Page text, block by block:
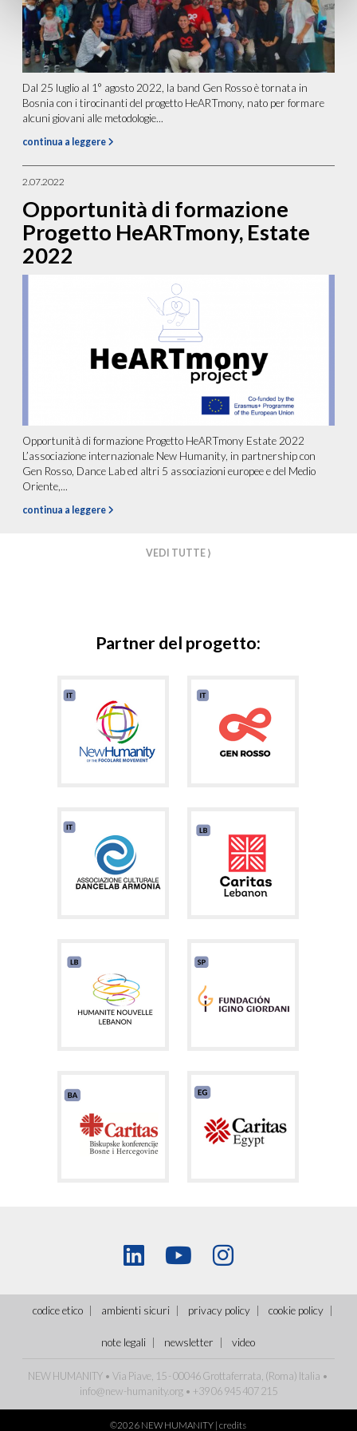
Dal 25 luglio al 1° agosto 2022, la band Gen Rosso è tornata in
Bosnia con i tirocinanti del progetto HeARTmony, nato per formare
alcuni giovani alle metodologie...
continua a leggere
2.07.2022
Opportunità di formazione
Progetto HeARTmony, Estate
2022
Opportunità di formazione Progetto HeARTmony Estate 2022
L’associazione internazionale New Humanity, in partnership con
Gen Rosso, Dance Lab ed altri 5 associazioni europee e del Medio
Oriente,...
continua a leggere
VEDI TUTTE ⟩
Partner del progetto:
codice etico ambienti sicuri privacy policy cookie policy
note legali newsletter video
NEW HUMANITY • Via Piave, 15 - 00046 Grottaferrata, (Roma) Italia •
info@new-humanity.org• +39 06 945 407 215
©2026 NEW HUMANITY |credits